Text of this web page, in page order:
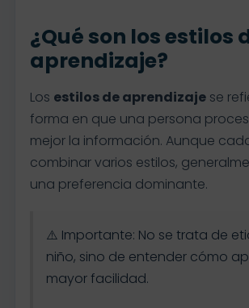
¿Qué son los estilos
aprendizaje?
Los estilos de aprendizaje se
forma en que una persona
mejor la información. Aunque
combinar varios estilos,
una preferencia dominante.
⚠️ Importante: No se trata de
niño, sino de entender cómo
mayor facilidad.